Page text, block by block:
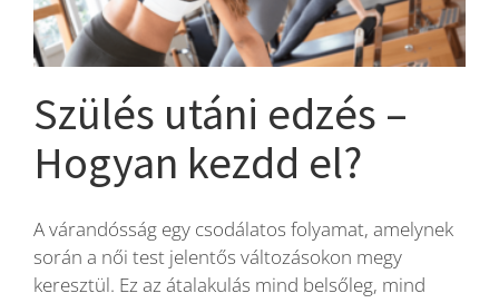
Blog
Wellness
Kapcsolat
Szülés utáni edzés –
Hogyan kezdd el?
A várandósság egy csodálatos folyamat, amelynek
során a női test jelentős változásokon megy
keresztül. Ez az átalakulás mind belsőleg, mind